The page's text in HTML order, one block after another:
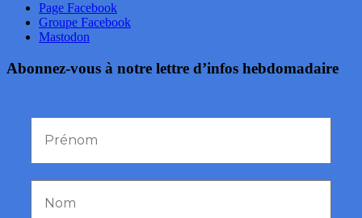
Page Facebook
Groupe Facebook
Mastodon
Abonnez-vous à notre lettre d’infos hebdomadaire